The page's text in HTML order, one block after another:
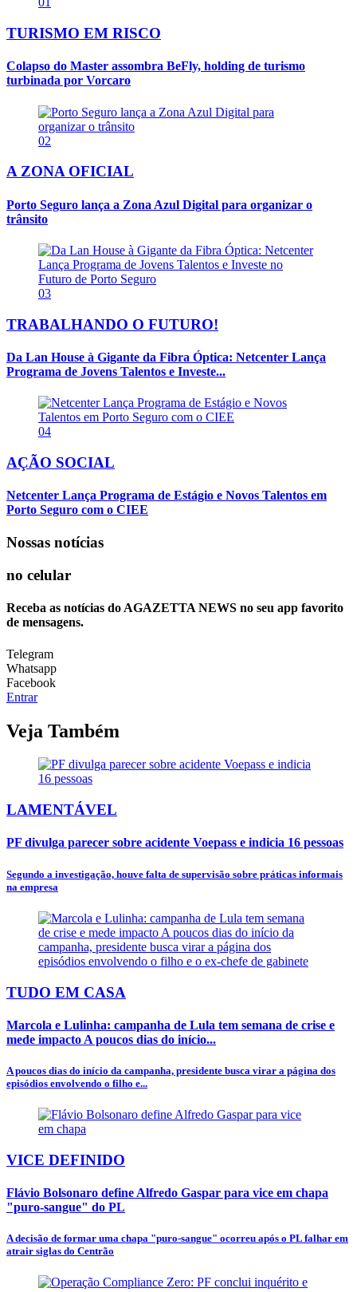
TURISMO EM RISCO
Colapso do Master assombra BeFly, holding de turismo
turbinada por Vorcaro
02
A ZONA OFICIAL
Porto Seguro lança a Zona Azul Digital para organizar o
trânsito
03
TRABALHANDO O FUTURO!
Da Lan House à Gigante da Fibra Óptica: Netcenter Lança
Programa de Jovens Talentos e Investe...
04
AÇÃO SOCIAL
Netcenter Lança Programa de Estágio e Novos Talentos em
Porto Seguro com o CIEE
Nossas notícias
no celular
Receba as notícias do AGAZETTA NEWS no seu app favorito
de mensagens.
Telegram
Whatsapp
Facebook
Entrar
Veja Também
LAMENTÁVEL
PF divulga parecer sobre acidente Voepass e indicia 16 pessoas
Segundo a investigação, houve falta de supervisão sobre práticas informais
na empresa
TUDO EM CASA
Marcola e Lulinha: campanha de Lula tem semana de crise e
mede impacto A poucos dias do início...
A poucos dias do início da campanha, presidente busca virar a página dos
episódios envolvendo o filho e...
VICE DEFINIDO
Flávio Bolsonaro define Alfredo Gaspar para vice em chapa
"puro-sangue" do PL
A decisão de formar uma chapa "puro-sangue" ocorreu após o PL falhar em
atrair siglas do Centrão